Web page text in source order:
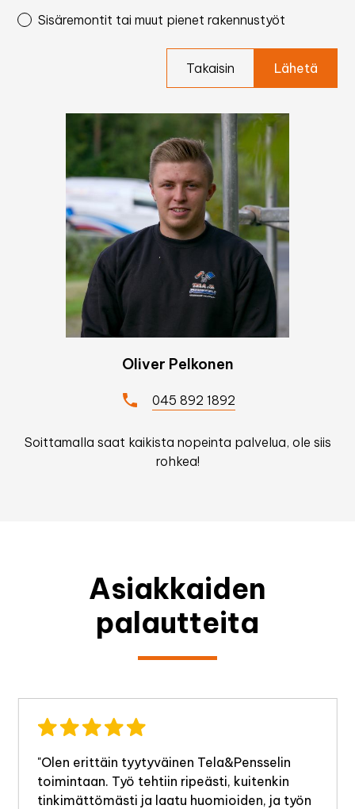
Sisäremontit tai muut pienet rakennustyöt
Takaisin
Oliver Pelkonen
045 892 1892
Soittamalla saat kaikista nopeinta palvelua, ole siis
rohkea!
Asiakkaiden
palautteita
"Olen erittäin tyytyväinen Tela&Pensselin
toimintaan. Työ tehtiin ripeästi, kuitenkin
tinkimättömästi ja laatu huomioiden, ja työn